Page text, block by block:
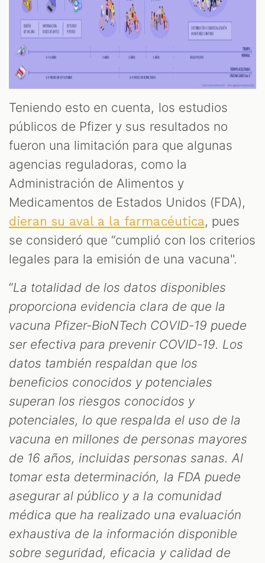
Teniendo esto en cuenta, los estudios
públicos de Pfizer y sus resultados no
fueron una limitación para que algunas
agencias reguladoras, como la
Administración de Alimentos y
Medicamentos de Estados Unidos (FDA),
dieran su aval a la farmacéutica, pues
se consideró que “cumplió con los criterios
legales para la emisión de una vacuna''.
“La totalidad de los datos disponibles
proporciona evidencia clara de que la
vacuna Pfizer-BioNTech COVID-19 puede
ser efectiva para prevenir COVID-19. Los
datos también respaldan que los
beneficios conocidos y potenciales
superan los riesgos conocidos y
potenciales, lo que respalda el uso de la
vacuna en millones de personas mayores
de 16 años, incluidas personas sanas. Al
tomar esta determinación, la FDA puede
asegurar al público y a la comunidad
médica que ha realizado una evaluación
exhaustiva de la información disponible
sobre seguridad, eficacia y calidad de